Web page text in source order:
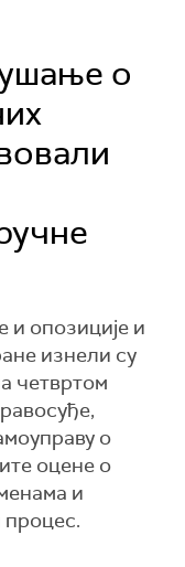
о
и опозиције и
изнели су
четвртом
о
оцене о
и
процес.